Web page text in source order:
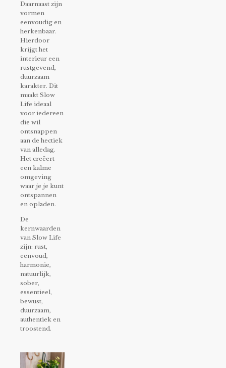
Daarnaast zijn
vormen
eenvoudig en
herkenbaar.
Hierdoor
krijgt het
interieur een
rustgevend,
duurzaam
karakter. Dit
maakt Slow
Life ideaal
voor iedereen
die wil
ontsnappen
aan de hectiek
van alledag.
Het creëert
een kalme
omgeving
waar je je kunt
ontspannen
en opladen.
De
kernwaarden
van Slow Life
zijn: rust,
eenvoud,
harmonie,
natuurlijk,
sober,
essentieel,
bewust,
duurzaam,
authentiek en
troostend.